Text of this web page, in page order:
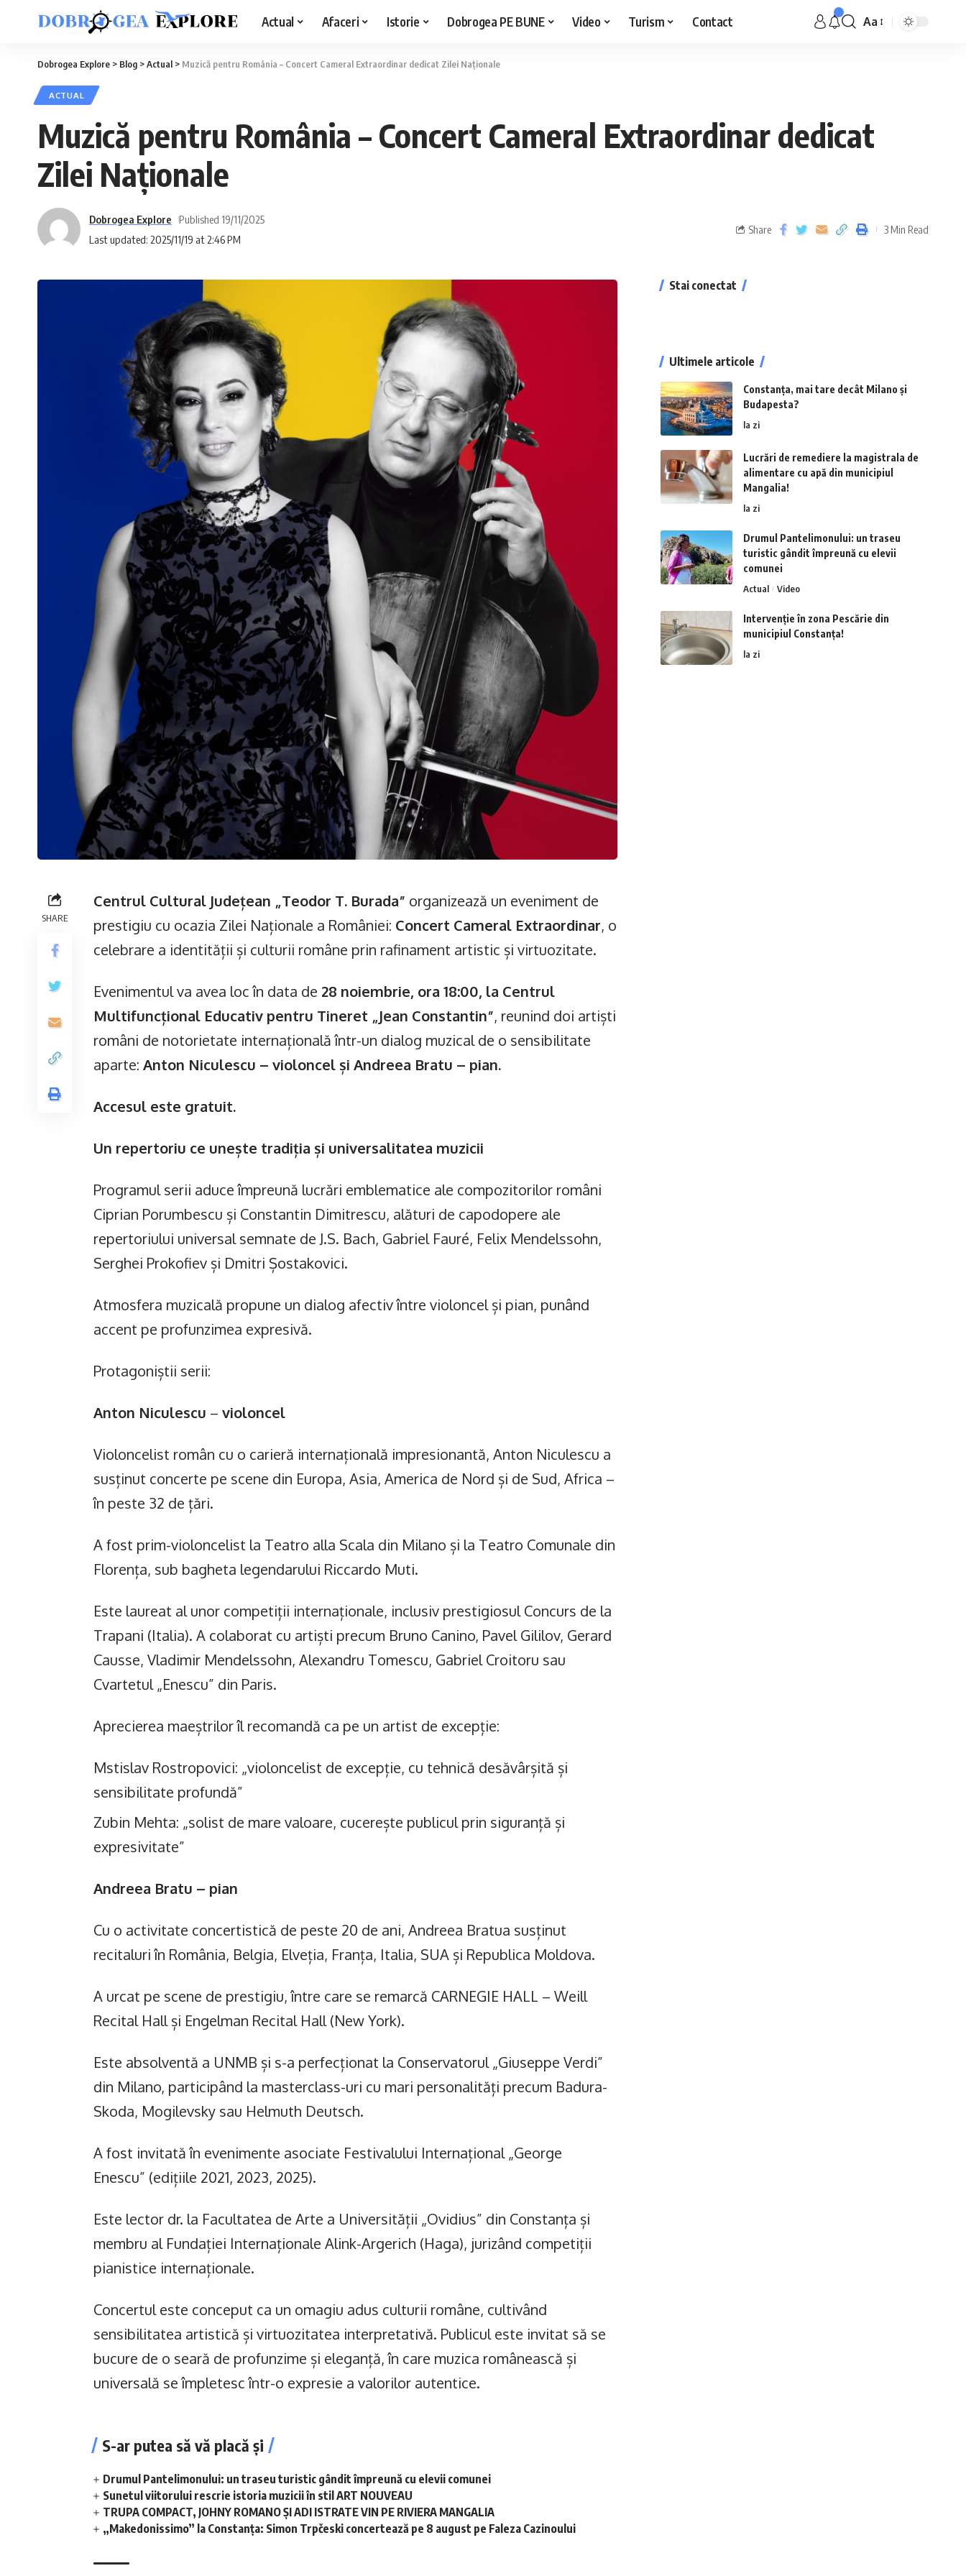
Actual Afaceri Istorie Dobrogea PE BUNE Video Turism Contact Aa
Dobrogea Explore > Blog >Actual > Muzică pentru România – Concert Cameral Extraordinar dedicat Zilei Naționale
ACTUAL
Muzică pentru România – Concert Cameral Extraordinar dedicat
Zilei Naționale
Last updated: 2025/11/19 at 2:46 PM
Dobrogea Explore Published 19/11/2025
Share 3 Min Read
SHARE
Centrul Cultural Județean „Teodor T. Burada” organizează un eveniment de
prestigiu cu ocazia Zilei Naționale a României: Concert Cameral Extraordinar, o
celebrare a identității și culturii române prin rafinament artistic și virtuozitate.
Evenimentul va avea loc în data de 28 noiembrie, ora 18:00, la Centrul
Multifuncțional Educativ pentru Tineret „Jean Constantin”, reunind doi artiști
români de notorietate internațională într-un dialog muzical de o sensibilitate
aparte: Anton Niculescu – violoncel și Andreea Bratu – pian.
Accesul este gratuit.
Un repertoriu ce unește tradiția și universalitatea muzicii
Programul serii aduce împreună lucrări emblematice ale compozitorilor români
Ciprian Porumbescu și Constantin Dimitrescu, alături de capodopere ale
repertoriului universal semnate de J.S. Bach, Gabriel Fauré, Felix Mendelssohn,
Serghei Prokofiev și Dmitri Șostakovici.
Atmosfera muzicală propune un dialog afectiv între violoncel și pian, punând
accent pe profunzimea expresivă.
Protagoniștii serii:
Anton Niculescu – violoncel
Violoncelist român cu o carieră internațională impresionantă, Anton Niculescu a
susținut concerte pe scene din Europa, Asia, America de Nord și de Sud, Africa –
în peste 32 de țări.
A fost prim-violoncelist la Teatro alla Scala din Milano și la Teatro Comunale din
Florența, sub bagheta legendarului Riccardo Muti.
Este laureat al unor competiții internaționale, inclusiv prestigiosul Concurs de la
Trapani (Italia). A colaborat cu artiști precum Bruno Canino, Pavel Gililov, Gerard
Causse, Vladimir Mendelssohn, Alexandru Tomescu, Gabriel Croitoru sau
Cvartetul „Enescu” din Paris.
Aprecierea maeștrilor îl recomandă ca pe un artist de excepție:
Mstislav Rostropovici: „violoncelist de excepție, cu tehnică desăvârșită și
sensibilitate profundă”
Zubin Mehta: „solist de mare valoare, cucerește publicul prin siguranță și
expresivitate”
Andreea Bratu – pian
Cu o activitate concertistică de peste 20 de ani, Andreea Bratua susținut
recitaluri în România, Belgia, Elveția, Franța, Italia, SUA și Republica Moldova.
A urcat pe scene de prestigiu, între care se remarcă CARNEGIE HALL – Weill
Recital Hall și Engelman Recital Hall (New York).
Este absolventă a UNMB și s-a perfecționat la Conservatorul „Giuseppe Verdi”
din Milano, participând la masterclass-uri cu mari personalități precum Badura-
Skoda, Mogilevsky sau Helmuth Deutsch.
A fost invitată în evenimente asociate Festivalului Internațional „George
Enescu” (edițiile 2021, 2023, 2025).
Este lector dr. la Facultatea de Arte a Universității „Ovidius” din Constanța și
membru al Fundației Internaționale Alink-Argerich (Haga), jurizând competiții
pianistice internaționale.
Concertul este conceput ca un omagiu adus culturii române, cultivând
sensibilitatea artistică și virtuozitatea interpretativă. Publicul este invitat să se
bucure de o seară de profunzime și eleganță, în care muzica românească și
universală se împletesc într-o expresie a valorilor autentice.
S-ar putea să vă placă și
Drumul Pantelimonului: un traseu turistic gândit împreună cu elevii comunei
Sunetul viitorului rescrie istoria muzicii în stil ART NOUVEAU
TRUPA COMPACT, JOHNY ROMANO ȘI ADI ISTRATE VIN PE RIVIERA MANGALIA
„Makedonissimo” la Constanța: Simon Trpčeski concertează pe 8 august pe Faleza Cazinoului
Stai conectat
Ultimele articole
Constanța, mai tare decât Milano și
Budapesta?
la zi
Lucrări de remediere la magistrala de
alimentare cu apă din municipiul
Mangalia!
la zi
Drumul Pantelimonului: un traseu
turistic gândit împreună cu elevii
comunei
Actual Video
Intervenție în zona Pescărie din
municipiul Constanța!
la zi